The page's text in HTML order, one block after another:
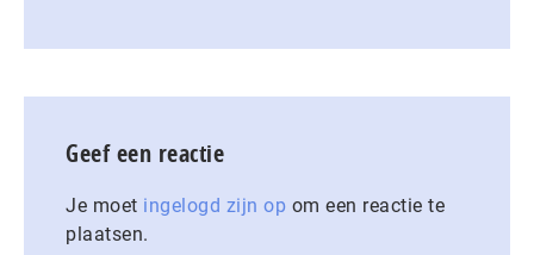
Geef een reactie
Je moet ingelogd zijn op om een reactie te
plaatsen.